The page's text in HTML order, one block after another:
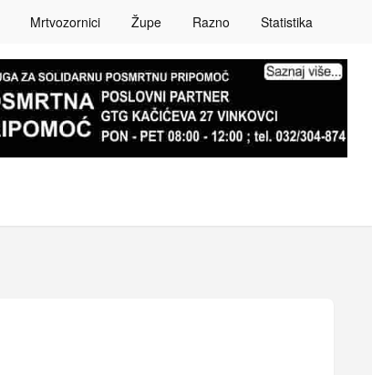
Mrtvozornici Župe Razno Statistika